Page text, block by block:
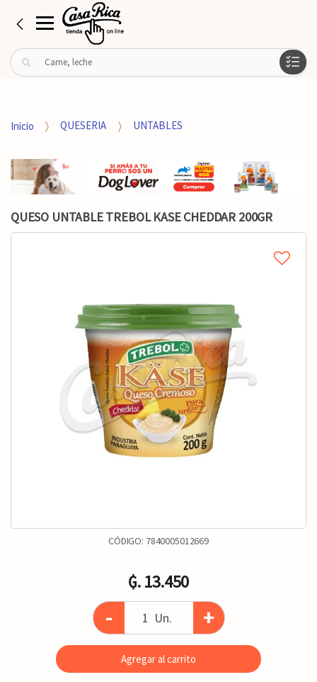
B
u
r
o
r
Inicio QUESERIA UNTABLES
QUESO UNTABLE TREBOL KASE CHEDDAR 200GR
CÓDIGO: 7840005012669
₲. 13.450
- Un. +
Agregar al carrito